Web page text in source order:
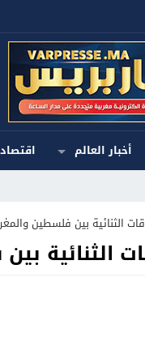
أخبار العالم اقتصاد
الثنائية بين فلسطين
الثنائية